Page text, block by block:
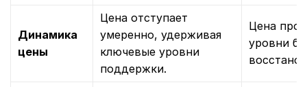
Динамика
цены
Цена отступает
умеренно, удерживая
ключевые уровни
поддержки.
Цена
уровни